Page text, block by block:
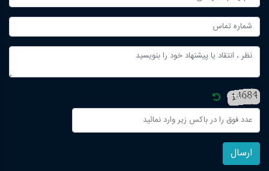
ارسال